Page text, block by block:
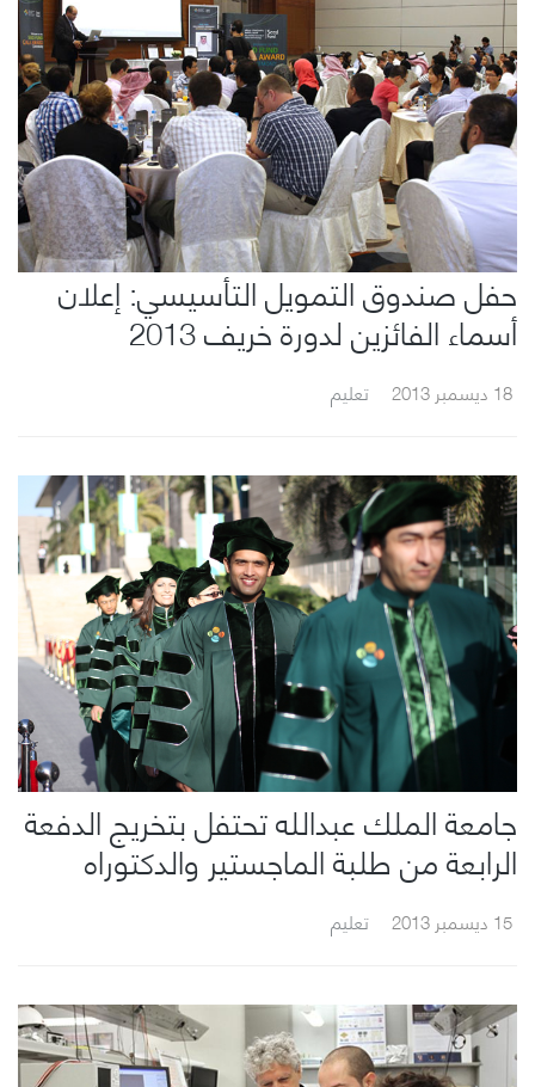
حفل صندوق التمويل التأسيسي: إعلان
أسماء الفائزين لدورة خريف 2013
18 ديسمبر 2013 تعليم
جامعة الملك عبدالله تحتفل بتخريج الدفعة
الرابعة من طلبة الماجستير والدكتوراه
15 ديسمبر 2013 تعليم